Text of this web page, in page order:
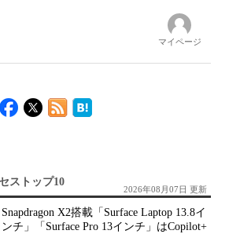
マイページ
ストップ10
2026年08月07日 更新
Snapdragon X2搭載「Surface Laptop 13.8イ
ンチ」「Surface Pro 13インチ」はCopilot+